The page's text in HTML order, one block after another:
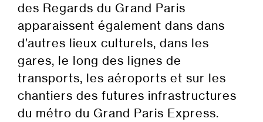
des Regards du Grand Paris
apparaissent également dans dans
d’autres lieux culturels, dans les
gares, le long des lignes de
transports, les aéroports et sur les
chantiers des futures infrastructures
du métro du Grand Paris Express.